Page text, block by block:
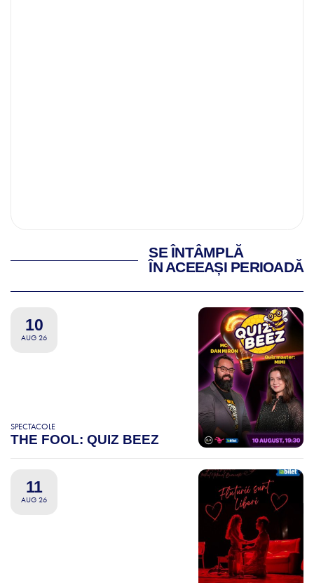
SE ÎNTÂMPLĂ
ÎN ACEEAȘI PERIOADĂ
10
AUG 26
SPECTACOLE
THE FOOL: QUIZ BEEZ
11
AUG 26